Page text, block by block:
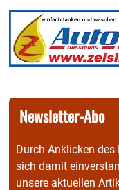
Newsletter-Abo
Durch Anklicken des
sich damit
unsere aktuellen